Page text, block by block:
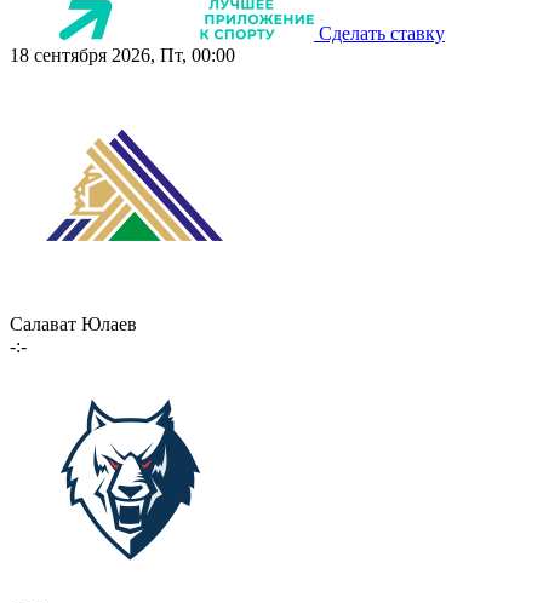
Сделать ставку
18 сентября 2026, Пт, 00:00
Салават Юлаев
-:-